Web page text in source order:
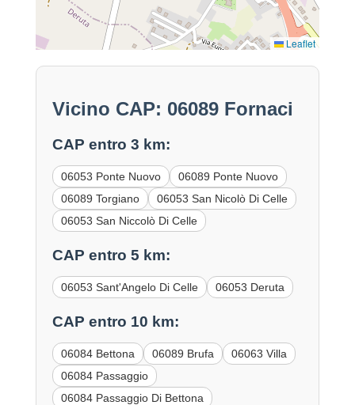
Leaflet
Vicino CAP: 06089 Fornaci
CAP entro 3 km:
06053 Ponte Nuovo
06089 Ponte Nuovo
06089 Torgiano
06053 San Nicolò Di Celle
06053 San Niccolò Di Celle
CAP entro 5 km:
06053 Sant'Angelo Di Celle 06053 Deruta
CAP entro 10 km:
06084 Bettona 06089 Brufa
06063 Villa
06084 Passaggio
06084 Passaggio Di Bettona